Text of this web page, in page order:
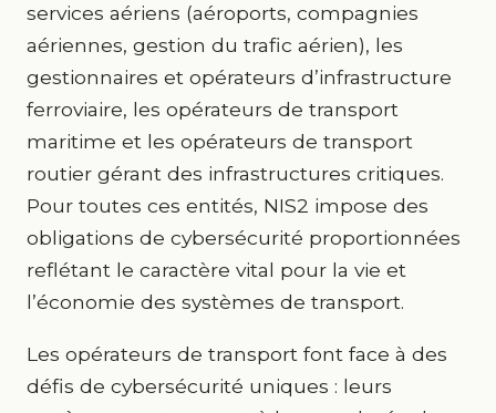
services aériens (aéroports, compagnies
aériennes, gestion du trafic aérien), les
gestionnaires et opérateurs d’infrastructure
ferroviaire, les opérateurs de transport
maritime et les opérateurs de transport
routier gérant des infrastructures critiques.
Pour toutes ces entités, NIS2 impose des
obligations de cybersécurité proportionnées
reflétant le caractère vital pour la vie et
l’économie des systèmes de transport.
Les opérateurs de transport font face à des
défis de cybersécurité uniques : leurs